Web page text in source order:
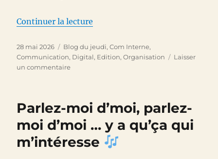
Continuer la lecture
Publié
le
28 mai 2026 Catégories
Blog du jeudi,Com Interne,
Communication, Digital, Edition,Organisation
Laisser
un commentairesur
différence
entre
une
pizza
et
Parlez-moi d’moi, parlez-
moi d’moi … y a qu’ça qui
m’intéresse